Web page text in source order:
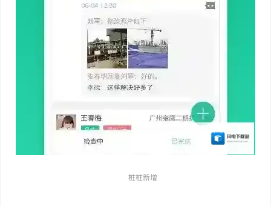
桩桩新增